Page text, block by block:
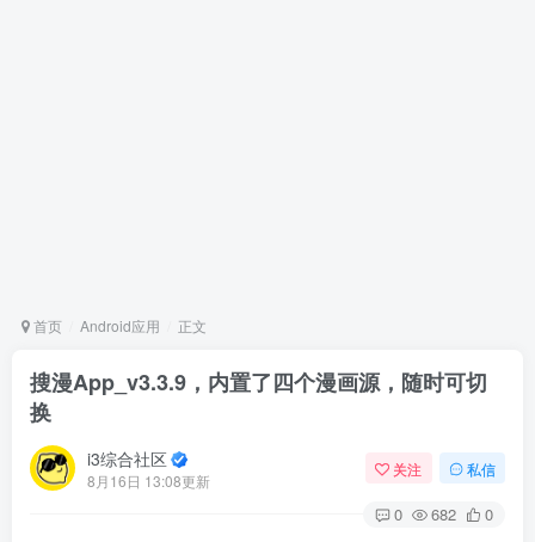
首页 Android应用 正文
搜漫App_v3.3.9，内置了四个漫画源，随时可切
换
i3综合社区
8月16日 13:08更新
关注 私信
0 682 0